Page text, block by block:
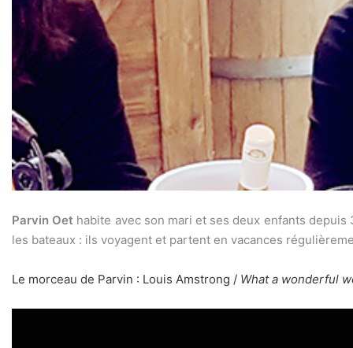
Parvin Oet habite avec son mari et ses deux enfants
les bateaux : ils voyagent et partent en vacances
Le morceau de Parvin : Louis Amstrong / What a wonderful